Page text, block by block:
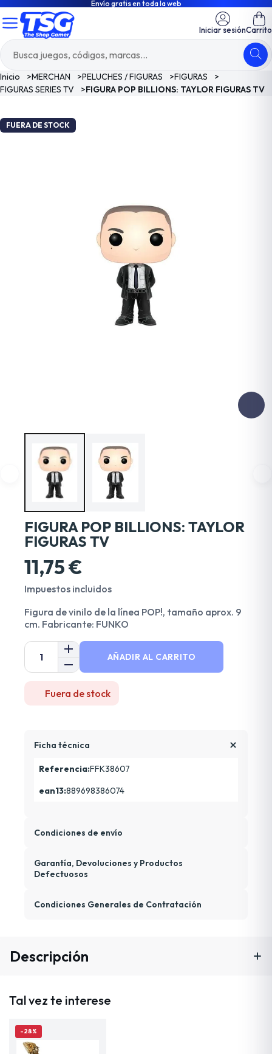
Envío gratis en toda la web
Iniciar sesiónCarrito
Inicio >MERCHAN >PELUCHES / FIGURAS >FIGURAS
>
FIGURAS SERIES TV
>FIGURA POP BILLIONS: TAYLOR FIGURAS TV
FUERA DE STOCK
FIGURA POP BILLIONS: TAYLOR
FIGURAS TV
11,75 €
Impuestos incluidos
Figura de vinilo de la línea POP!, tamaño aprox. 9
cm. Fabricante: FUNKO
AÑADIR AL CARRITO
Fuera de stock
Ficha técnica
Referencia:FFK38607
ean13:889698386074
Condiciones de envío
Garantía, Devoluciones y Productos
Defectuosos
Condiciones Generales de Contratación
Descripción
Tal vez te interese
-28%